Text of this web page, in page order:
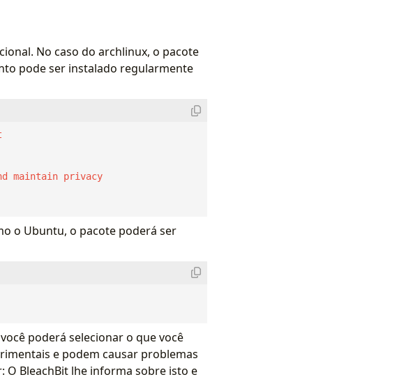
No caso do archlinux, o pacote
pode ser instalado regularmente
    Deletes unneeded files to free disk space and maintain privacy
o Ubuntu, o pacote poderá ser
poderá selecionar o que você
e podem causar problemas
O BleachBit lhe informa sobre isto e